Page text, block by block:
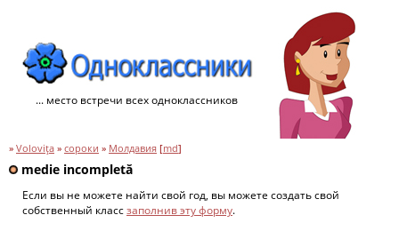
... место встречи всех одноклассников
» Voloviţa » сороки » Молдавия [md]
medie incompletă
Если вы не можете найти свой год, вы можете создать свой
собственный классзаполнив эту форму.